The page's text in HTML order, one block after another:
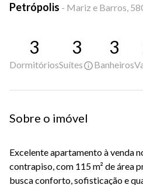
Petrópolis - Mariz e Barros,
3
Dormitórios
3
Suítes
3
Banheiros
Sobre o imóvel
Excelente apartamento à venda
contrapiso, com 115 m² de área
busca conforto, sofisticação e